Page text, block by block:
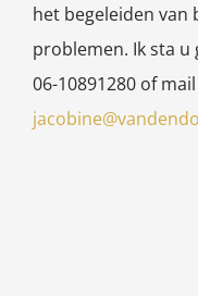
het begeleiden van
problemen. Ik sta u
06-10891280 of